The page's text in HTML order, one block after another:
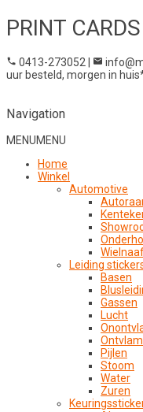
PRINT CARDS
0413-273052 |
uur besteld, morgen in
Navigation
MENUMENU
Home
Winkel
Automotive
Leiding
Basen
Gassen
Lucht
Pijlen
Stoom
Water
Zuren